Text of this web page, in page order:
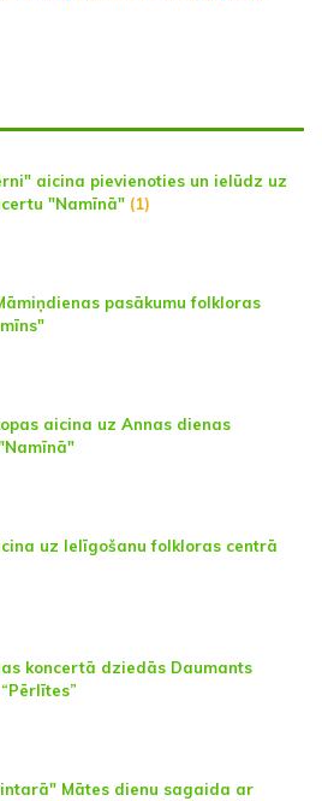
aicina pievienoties un ielūdz uz
"Namīnā" (1)
pasākumu folkloras
aicina uz Annas dienas
uz Ielīgošanu folkloras centrā
koncertā dziedās Daumants
Mātes dienu sagaida ar